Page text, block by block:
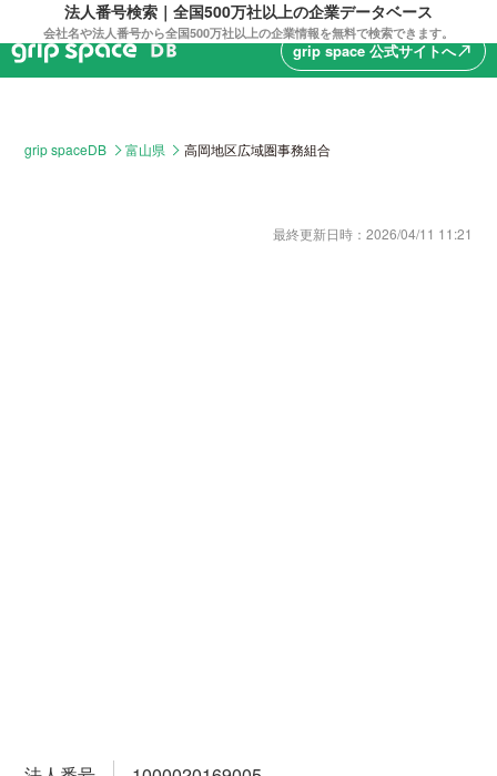
法人番号検索｜全国500万社以上の企業データベース
会社名や法人番号から全国500万社以上の企業情報を無料で検索できます。
grip space 公式サイトへnorth_east
grip spaceDB 富山県 高岡地区広域圏事務組合
最終更新日時： 2026/04/11 11:21